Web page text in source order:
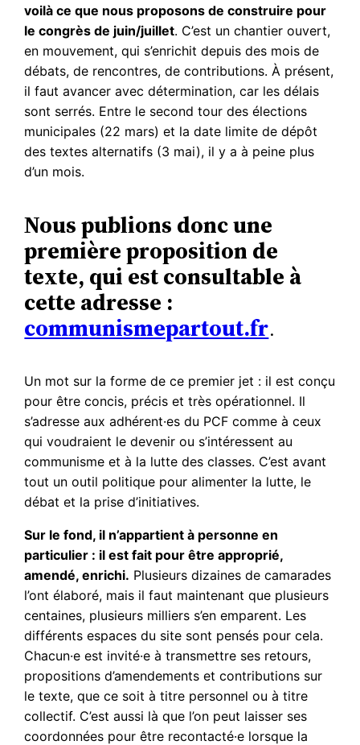
voilà ce que nous proposons de construire pour
le congrès de juin/juillet. C’est un chantier ouvert,
en mouvement, qui s’enrichit depuis des mois de
débats, de rencontres, de contributions. À présent,
il faut avancer avec détermination, car les délais
sont serrés. Entre le second tour des élections
municipales (22 mars) et la date limite de dépôt
des textes alternatifs (3 mai), il y a à peine plus
d’un mois.
Nous publions donc une
première proposition de
texte, qui est consultable à
cette adresse :
communismepartout.fr.
Un mot sur la forme de ce premier jet : il est conçu
pour être concis, précis et très opérationnel. Il
s’adresse aux adhérent·es du PCF comme à ceux
qui voudraient le devenir ou s’intéressent au
communisme et à la lutte des classes. C’est avant
tout un outil politique pour alimenter la lutte, le
débat et la prise d’initiatives.
Sur le fond, il n’appartient à personne en
particulier : il est fait pour être approprié,
amendé, enrichi. Plusieurs dizaines de camarades
l’ont élaboré, mais il faut maintenant que plusieurs
centaines, plusieurs milliers s’en emparent. Les
différents espaces du site sont pensés pour cela.
Chacun·e est invité·e à transmettre ses retours,
propositions d’amendements et contributions sur
le texte, que ce soit à titre personnel ou à titre
collectif. C’est aussi là que l’on peut laisser ses
coordonnées pour être recontacté·e lorsque la